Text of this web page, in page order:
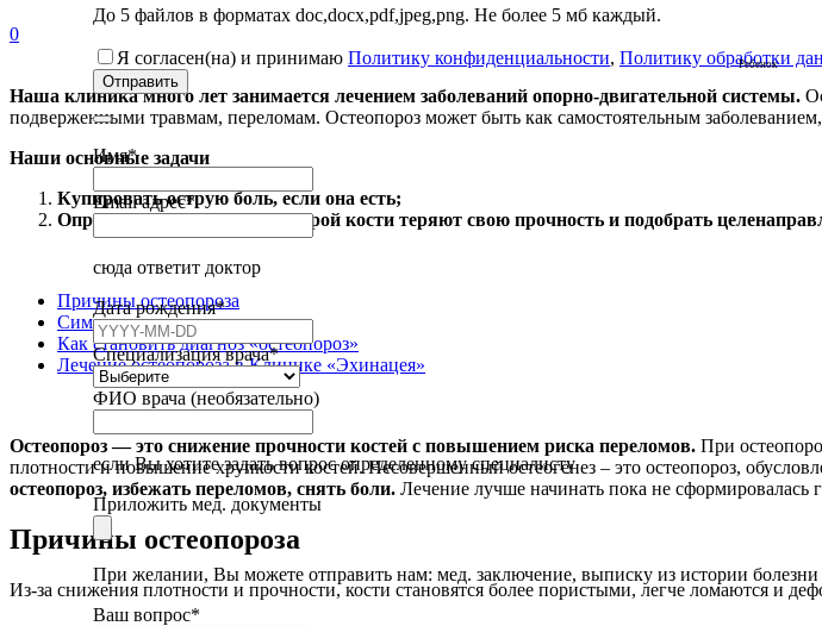
До 5 файлов в форматах doc,docx,pdf,jpeg,png. Не более 5 мб каждый.
Я согласен(на) и принимаю Политику конфиденциальности, Политику обработки
Email
Address*
Отправить
Ребенок
Имя*
Email адрес*
сюда ответит доктор
Дата рождения*
Специализация врача*
ФИО врача (необязательно)
если Вы хотите задать вопрос определенному специалисту
Приложить мед. документы
При желании, Вы можете отправить нам: мед. заключение, выписку из истории
Ваш вопрос*
0
Наша клиника много лет занимается лечением заболеваний опорно-двигательной системы.
подверженными травмам, переломам. Остеопороз может быть как самостоятельным
Наши основные задачи
Купировать острую боль, если она есть;
Определить причину, по которой кости теряют свою прочность и подобрать
Причины остеопороза
Симптомы остеопороза
Как становить диагноз «остеопороз»
Лечение остеопороза в Клинике «Эхинацея»
Остеопороз — это снижение прочности костей с повышением риска переломов. При
плотности и повышение хрупкости костей. Несовершенный остеогенез – это остеопороз,
остеопороз, избежать переломов, снять боли. Лечение лучше начинать пока не сформировалась
Причины остеопороза
Из-за снижения плотности и прочности, кости становятся более пористыми, легче ломаются и